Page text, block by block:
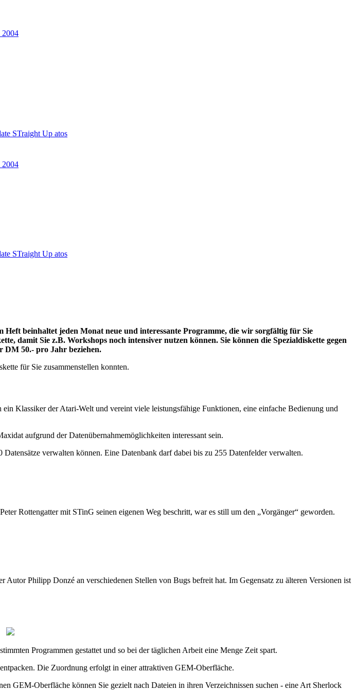
2004
STraight Up atos
2004
STraight Up atos
beinhaltet jeden Monat neue und interessante Programme, die wir sorgfältig für Sie
damit Sie z.B. Workshops noch intensiver nutzen können. Sie können die Spezialdiskette gegen
DM 50.- pro Jahr beziehen.
für Sie zusammenstellen konnten.
Klassiker der Atari-Welt und vereint viele leistungsfähige Funktionen, eine einfache Bedienung und
aufgrund der Datenübernahmemöglichkeiten interessant sein.
verwalten können. Eine Datenbank darf dabei bis zu 255 Datenfelder verwalten.
Rottengatter mit STinG seinen eigenen Weg beschritt, war es still um den „Vorgänger“ geworden.
Philipp Donzé an verschiedenen Stellen von Bugs befreit hat. Im Gegensatz zu älteren Versionen ist
Programmen gestattet und so bei der täglichen Arbeit eine Menge Zeit spart.
Die Zuordnung erfolgt in einer attraktiven GEM-Oberfläche.
GEM-Oberfläche können Sie gezielt nach Dateien in ihren Verzeichnissen suchen - eine Art Sherlock